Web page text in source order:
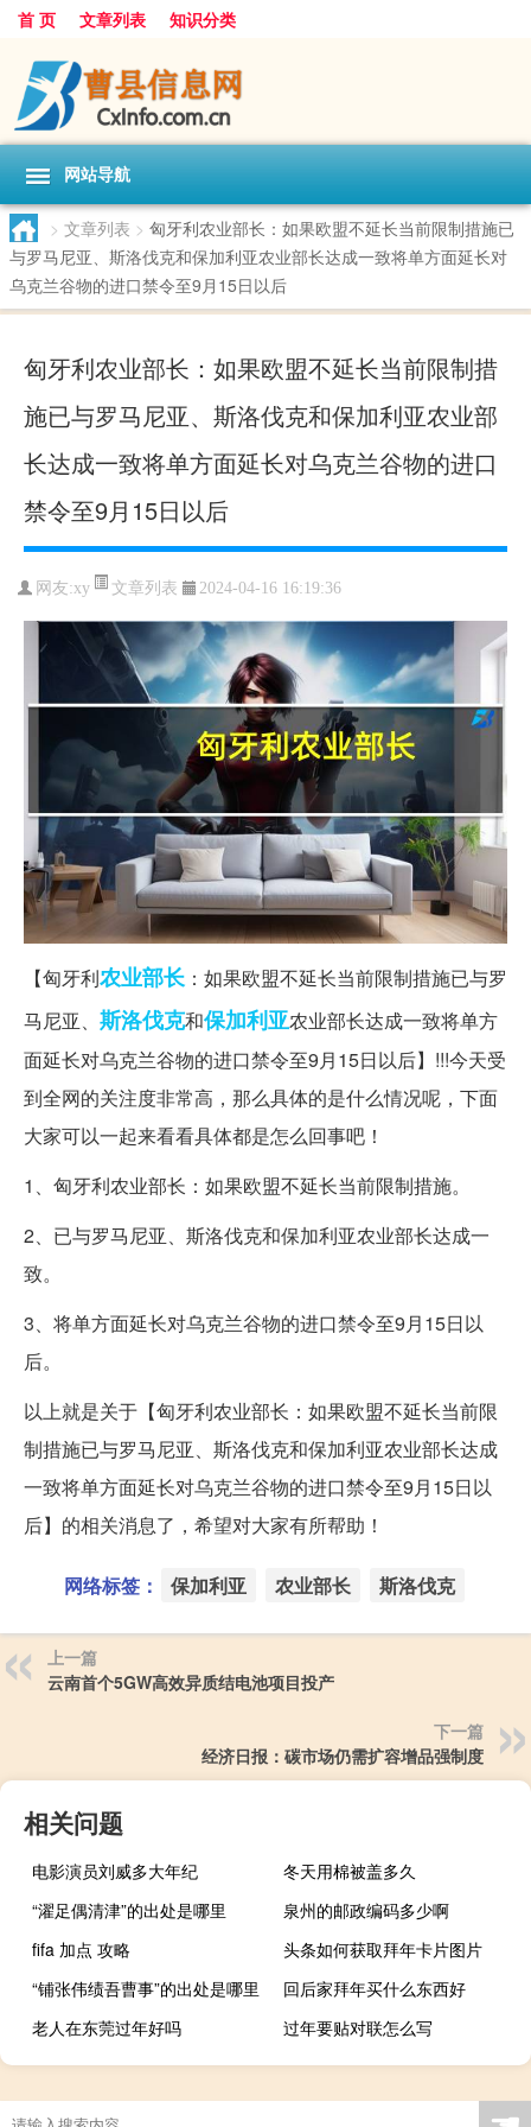
首 页 文章列表 知识分类
网站导航
> 文章列表 > 匈牙利农业部长：如果欧盟不延长当前限制措施已
与罗马尼亚、斯洛伐克和保加利亚农业部长达成一致将单方面延长对
乌克兰谷物的进口禁令至9月15日以后
匈牙利农业部长：如果欧盟不延长当前限制措
施已与罗马尼亚、斯洛伐克和保加利亚农业部
长达成一致将单方面延长对乌克兰谷物的进口
禁令至9月15日以后
网友:xy 文章列表 2024-04-16 16:19:36
【匈牙利农业部长 ：如果欧盟不延长当前限制措施已与罗
马尼亚、 斯洛伐克和保加利亚农业部长达成一致将单方
面延长对乌克兰谷物的进口禁令至9月15日以后】!!!今天受
到全网的关注度非常高，那么具体的是什么情况呢，下面
大家可以一起来看看具体都是怎么回事吧！
1、匈牙利农业部长：如果欧盟不延长当前限制措施。
2、已与罗马尼亚、斯洛伐克和保加利亚农业部长达成一
致。
3、将单方面延长对乌克兰谷物的进口禁令至9月15日以
后。
以上就是关于【匈牙利农业部长：如果欧盟不延长当前限
制措施已与罗马尼亚、斯洛伐克和保加利亚农业部长达成
一致将单方面延长对乌克兰谷物的进口禁令至9月15日以
后】的相关消息了，希望对大家有所帮助！
网络标签： 保加利亚 农业部长 斯洛伐克
上一篇
云南首个5GW高效异质结电池项目投产
下一篇
经济日报：碳市场仍需扩容增品强制度
相关问题
电影演员刘威多大年纪
冬天用棉被盖多久
“濯足偶清津”的出处是哪里
泉州的邮政编码多少啊
fifa 加点 攻略
头条如何获取拜年卡片图片
“铺张伟绩吾曹事”的出处是哪里
回后家拜年买什么东西好
老人在东莞过年好吗
过年要贴对联怎么写